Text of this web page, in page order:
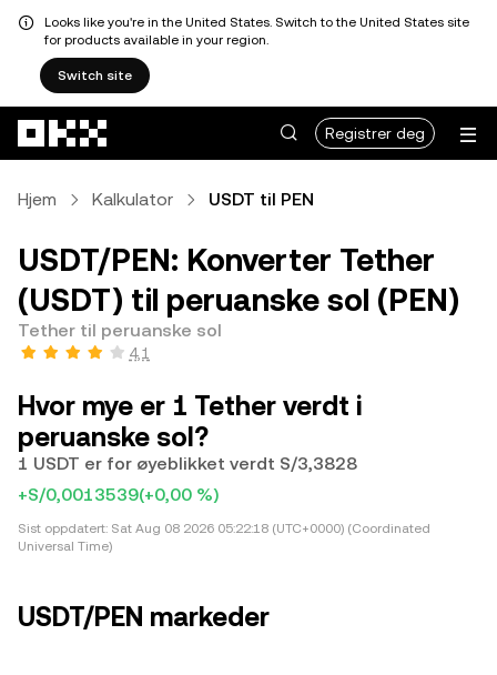
Looks like you're in the United States. Switch to the United States site
for products available in your region.
Switch site
Registrer deg
Hjem Kalkulator USDT til PEN
USDT/PEN: Konverter Tether
(USDT) til peruanske sol (PEN)
Tether til peruanske sol
4,1
Hvor mye er 1 Tether verdt i
peruanske sol?
1 USDT er for øyeblikket verdt S/3,3828
+S/0,0013539(+0,00 %)
Sist oppdatert: Sat Aug 08 2026 05:22:18 (UTC+0000) (Coordinated
Universal Time)
USDT/PEN markeder